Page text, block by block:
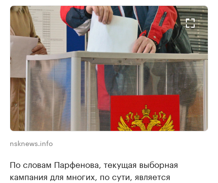
nsknews.info
По словам Парфенова, текущая выборная
кампания для многих, по сути, является